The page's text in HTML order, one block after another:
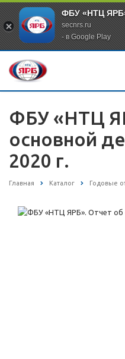
ФБУ «НТЦ
secnrs.ru
- в Google Play
ФБУ «НТЦ
основной
2020 г.
Главная Каталог Годовые